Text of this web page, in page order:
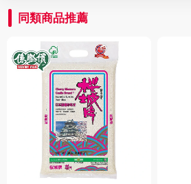
同類商品推薦